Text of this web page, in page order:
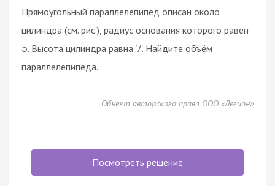
Прямоугольный параллелепипед описан около
цилиндра (см. рис.), радиус основания которого равен
5. Высота цилиндра равна 7. Найдите объём
параллелепипеда.
Объект авторского права ООО «Легион»
Посмотреть решение